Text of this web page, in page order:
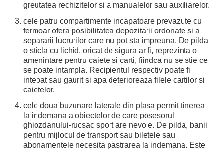
greutatea rechizitelor si a manualelor sau auxiliarelor.
cele patru compartimente incapatoare prevazute cu
fermoar ofera posibilitatea depozitarii ordonate si a
separarii lucrurilor care nu pot sta impreuna. De pilda
o sticla cu lichid, oricat de sigura ar fi, reprezinta o
amenintare pentru caiete si carti, fiindca nu se stie ce
se poate intampla. Recipientul respectiv poate fi
intepat sau gaurit si apa deterioreaza filele cartilor si
caietelor.
cele doua buzunare laterale din plasa permit tinerea
la indemana a obiectelor de care posesorul
ghiozdanului-rucsac sport are nevoie. De pilda, banii
pentru mijlocul de transport sau biletele sau
abonamentele necesita pastrarea la indemana. Este